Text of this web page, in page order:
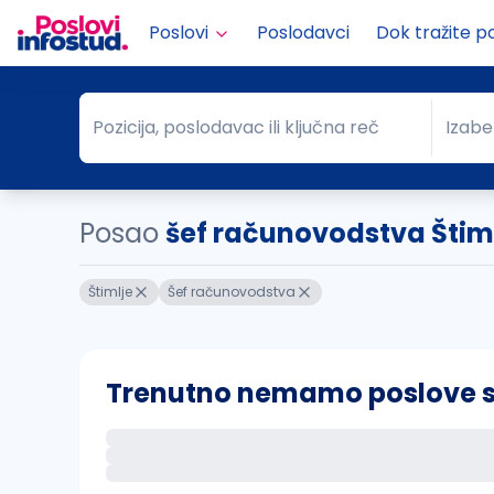
Poslovi Poslodavci Dok tražite
Pozicija, poslodavac ili ključna reč
Pozicija, poslodavac ili ključna reč Grad
Posao šef računovodstva
Štimlje Šef računovodstva
Trenutno nemamo poslove